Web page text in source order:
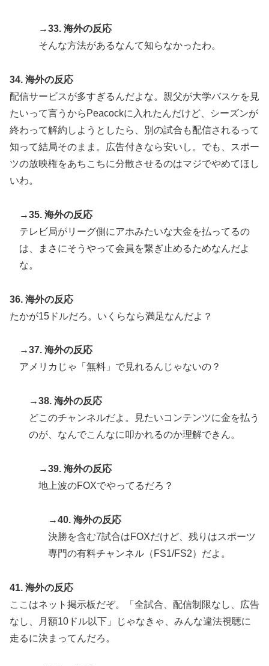
→33. 海外の反応
そんな方法があるなんて知らなかったわ。
34. 海外の反応
配信サービスが多すぎるんだよな。親父が大学バスケを見
たいって言うからPeacockに入れたんだけど、シーズンが
終わって解約しようとしたら、別の試合も配信されるって
知って結局そのまま。広告付きなら安いし。でも、スポー
ツの放映権をあちこちに分散させるのはマジでやめてほし
いわ。
→35. 海外の反応
テレビ局がリーグ側にアホみたいな大金を払ってるの
は、まさにそうやって会員を繋ぎ止めるためなんだよ
な。
36. 海外の反応
たかが15ドルだろ。いくらなら満足なんだよ？
→37. 海外の反応
アメリカじゃ「無料」で見れるんじゃないの？
→38. 海外の反応
どこのチャンネルだよ。見たいコンテンツに金を払う
のが、なんでこんなに叩かれるのか理解できん。
→39. 海外の反応
地上波のFOXでやってるだろ？
→40. 海外の反応
決勝を含む7試合はFOXだけど、残りはスポーツ
専門の有料チャンネル（FS1/FS2）だよ。
41. 海外の反応
ここはネット掲示板だぞ。「全試合、配信制限なし、広告
なし、月額10ドル以下」じゃなきゃ、みんな違法視聴に
走るに決まってんだろ。